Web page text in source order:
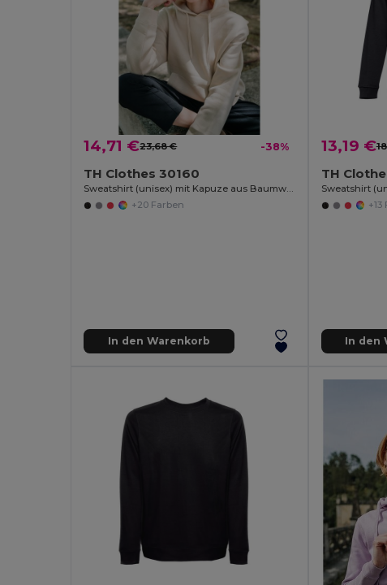
14,71 €23,68 € -38%
TH Clothes 30160
Sweatshirt (unisex) mit Kapuze aus Baumwolle und Polyester
+20 Farben
In den Warenkorb
13,19 €
TH
+13
In den